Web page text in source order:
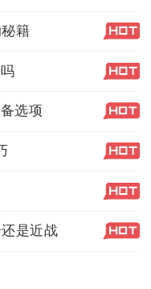
籍
选项
是近战